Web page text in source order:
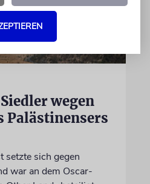
wegen
Palästinensers
setzte sich gegen
war an dem Oscar-